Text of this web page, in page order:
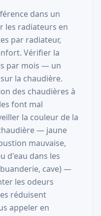
dans un
les radiateurs en
par radiateur,
Vérifier la
par mois — un
la chaudière.
des chaudières à
font mal
la couleur de la
— jaune
mauvaise,
d'eau dans les
cave) —
les odeurs
réduisent
appeler en